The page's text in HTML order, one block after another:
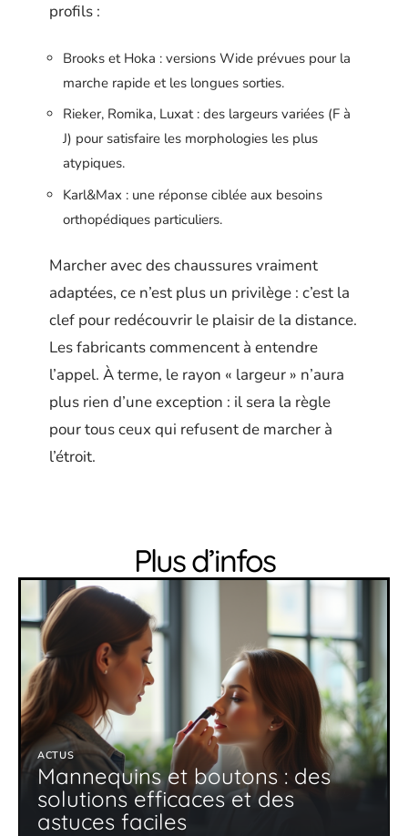
profils :
Brooks et Hoka : versions Wide prévues pour la
marche rapide et les longues sorties.
Rieker, Romika, Luxat : des largeurs variées (F à
J) pour satisfaire les morphologies les plus
atypiques.
Karl&Max : une réponse ciblée aux besoins
orthopédiques particuliers.
Marcher avec des chaussures vraiment
adaptées, ce n’est plus un privilège : c’est la
clef pour redécouvrir le plaisir de la distance.
Les fabricants commencent à entendre
l’appel. À terme, le rayon « largeur » n’aura
plus rien d’une exception : il sera la règle
pour tous ceux qui refusent de marcher à
l’étroit.
Plus d’infos
ACTUS
Mannequins et boutons : des
solutions efficaces et des
astuces faciles